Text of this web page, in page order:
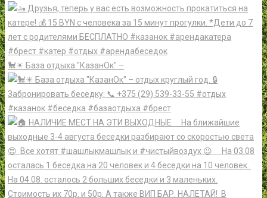
🐩☀ База отдыха "КазанОк" –